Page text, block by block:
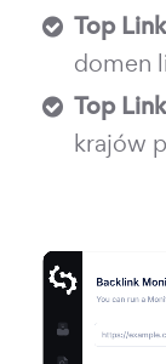
Top
domen
Top
krajów